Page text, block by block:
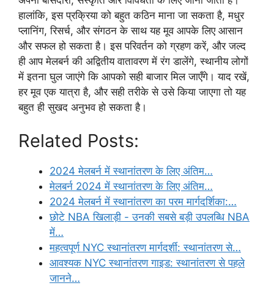
हालांकि, इस प्रक्रिया को बहुत कठिन माना जा सकता है, मधुर
प्लानिंग, रिसर्च, और संगठन के साथ यह मूव आपके लिए आसान
और सफल हो सकता है। इस परिवर्तन को ग्रहण करें, और जल्द
ही आप मेलबर्न की अद्वितीय वातावरण में रंग डालेंगे, स्थानीय लोगों
में इतना घुल जाएंगे कि आपको सही बाजार मिल जाएँगे। याद रखें,
हर मूव एक यात्रा है, और सही तरीके से उसे किया जाएगा तो यह
बहुत ही सुखद अनुभव हो सकता है।
Related Posts:
2024 मेलबर्न में स्थानांतरण के लिए अंतिम…
मेलबर्न 2024 में स्थानांतरण के लिए अंतिम…
2024 मेलबर्न में स्थानांतरण का परम मार्गदर्शिका:…
छोटे NBA खिलाड़ी - उनकी सबसे बड़ी उपलब्धि NBA
में…
महत्वपूर्ण NYC स्थानांतरण मार्गदर्शी: स्थानांतरण से…
आवश्यक NYC स्थानांतरण गाइड: स्थानांतरण से पहले
जानने…